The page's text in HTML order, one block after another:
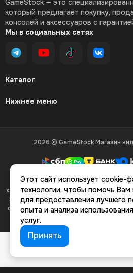
Каталог
Нижнее меню
GameStock — это
который предлагает покупку,
консолей и аксессуаров с
Мы в социальных сетях
2026 © GameStock Магазин
Вся представленная на сайте
характеристик, стоимости товаров и
характер и ни при каких условиях не
определяемой положениями Статьи
Этот сайт использует cookie-
технологии, чтобы помочь Вам
для предоставления лучшего
опыта и анализа
услуг.
Принять